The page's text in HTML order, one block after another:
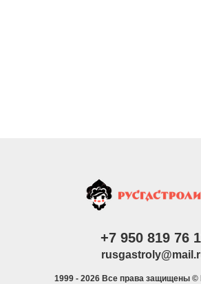
+7 950 819 76
1999 - 2026 Все права защищены ©